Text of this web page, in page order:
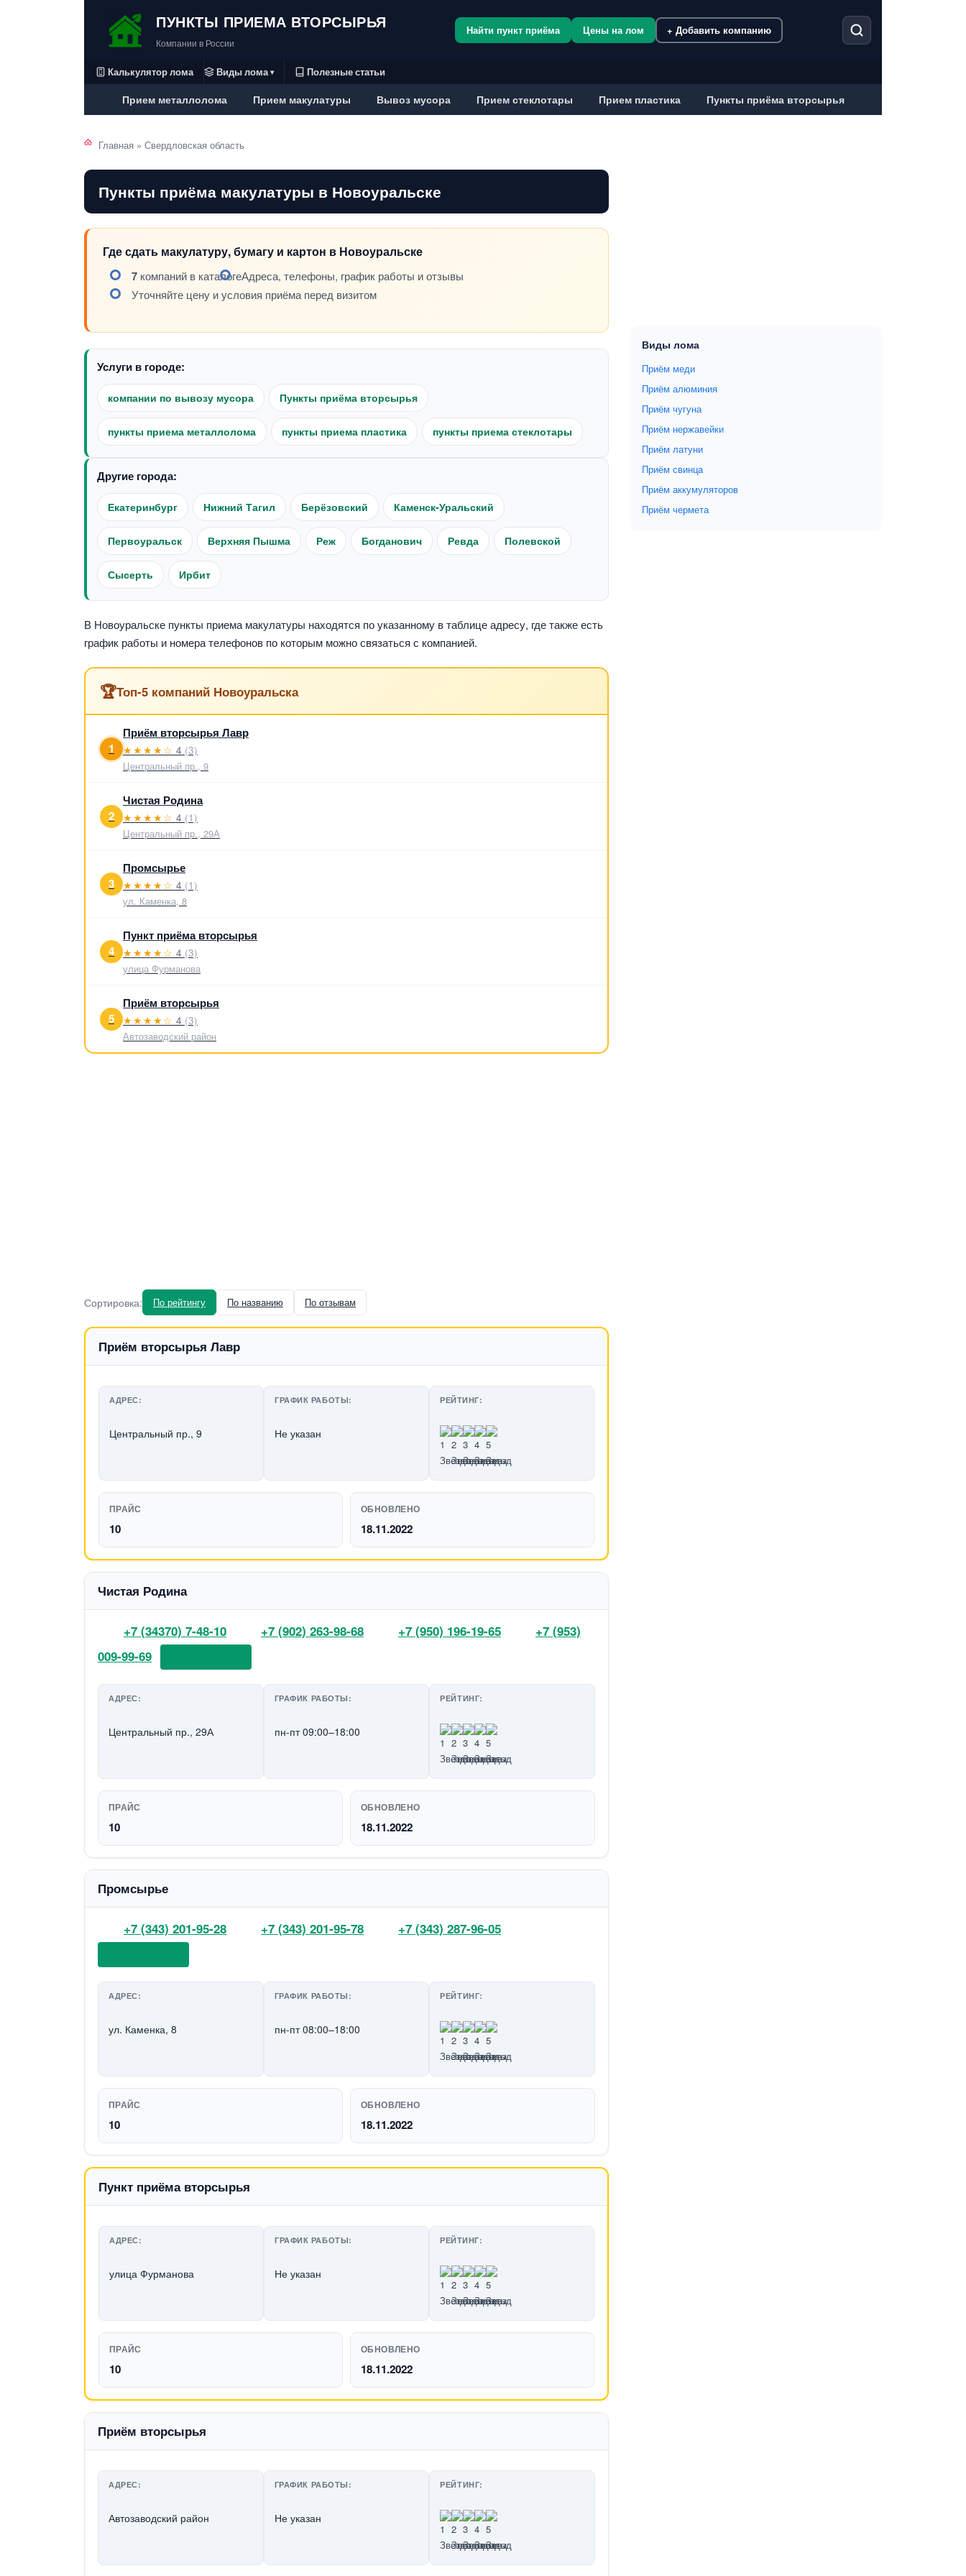
ПУНКТЫ ПРИЕМА ВТОРСЫРЬЯ
Компании в России
Найти пункт приёма Цены на лом + Добавить компанию
Калькулятор лома Виды лома ▾ Полезные статьи
Прием металлолома Прием макулатуры Вывоз мусора Прием стеклотары Прием пластика Пункты приёма вторсырья
Главная » Свердловская область
Пункты приёма макулатуры в Новоуральске
Где сдать макулатуру, бумагу и картон в Новоуральске
7 компаний в каталогеАдреса, телефоны, график работы и отзывы
Уточняйте цену и условия приёма перед визитом
Услуги в городе:
компании по вывозу мусора Пункты приёма вторсырья
пункты приема металлолома пункты приема пластика пункты приема стеклотары
Другие города:
Екатеринбург Нижний Тагил Берёзовский Каменск-Уральский
Первоуральск Верхняя Пышма Реж Богданович Ревда Полевской
Сысерть Ирбит
В Новоуральске пункты приема макулатуры находятся по указанному в таблице адресу, где также есть
график работы и номера телефонов по которым можно связаться с компанией.
🏆Топ-5 компаний Новоуральска
1
Приём вторсырья Лавр
★★★★☆ 4 (3)
Центральный пр., 9
2
Чистая Родина
★★★★☆ 4 (1)
Центральный пр., 29А
3
Промсырье
★★★★☆ 4 (1)
ул. Каменка, 8
4
Пункт приёма вторсырья
★★★★☆ 4 (3)
улица Фурманова
5
Приём вторсырья
★★★★☆ 4 (3)
Автозаводский район
Сортировка: По рейтингу По названию По отзывам
Приём вторсырья Лавр
АДРЕС:
Центральный пр., 9
ГРАФИК РАБОТЫ:
Не указан
РЕЙТИНГ:
ПРАЙС
10
ОБНОВЛЕНО
18.11.2022
Чистая Родина
+7 (34370) 7-48-10 +7 (902) 263-98-68 +7 (950) 196-19-65
+7 (953)
009-99-69
АДРЕС:
Центральный пр., 29А
ГРАФИК РАБОТЫ:
пн-пт 09:00–18:00
РЕЙТИНГ:
ПРАЙС
10
ОБНОВЛЕНО
18.11.2022
Промсырье
+7 (343) 201-95-28 +7 (343) 201-95-78 +7 (343) 287-96-05
АДРЕС:
ул. Каменка, 8
ГРАФИК РАБОТЫ:
пн-пт 08:00–18:00
РЕЙТИНГ:
ПРАЙС
10
ОБНОВЛЕНО
18.11.2022
Пункт приёма вторсырья
АДРЕС:
улица Фурманова
ГРАФИК РАБОТЫ:
Не указан
РЕЙТИНГ:
ПРАЙС
10
ОБНОВЛЕНО
18.11.2022
Приём вторсырья
АДРЕС:
Автозаводский район
ГРАФИК РАБОТЫ:
Не указан
РЕЙТИНГ:
Виды лома
Приём меди
Приём алюминия
Приём чугуна
Приём нержавейки
Приём латуни
Приём свинца
Приём аккумуляторов
Приём чермета